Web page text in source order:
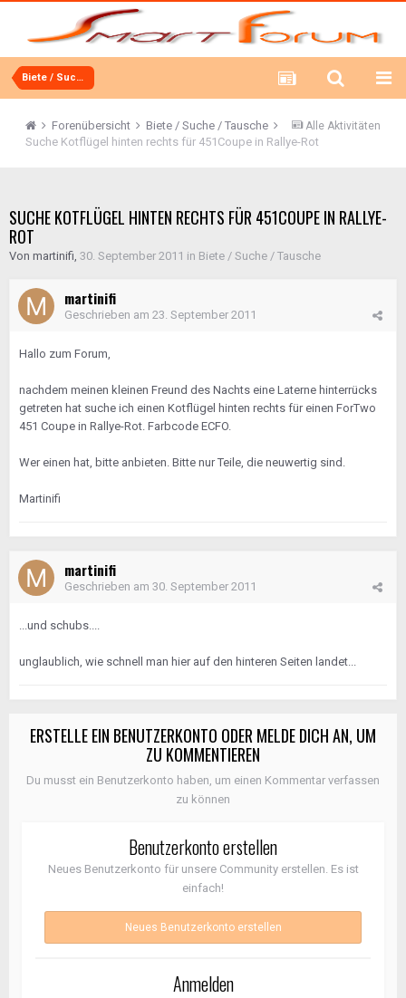
Biete / Suche / Tausche
Alle Aktivitäten
Forenübersicht
Biete / Suche / Tausche
Suche Kotflügel hinten rechts für 451Coupe in Rallye-Rot
SUCHE KOTFLÜGEL HINTEN RECHTS FÜR 451COUPE IN RALLYE-
ROT
Von martinifi, 30. September 2011 in Biete / Suche / Tausche
martinifi
Geschrieben am 23. September 2011
Hallo zum Forum,
nachdem meinen kleinen Freund des Nachts eine Laterne hinterrücks
getreten hat suche ich einen Kotflügel hinten rechts für einen ForTwo
451 Coupe in Rallye-Rot. Farbcode ECFO.
Wer einen hat, bitte anbieten. Bitte nur Teile, die neuwertig sind.
Martinifi
martinifi
Geschrieben am 30. September 2011
...und schubs....
unglaublich, wie schnell man hier auf den hinteren Seiten landet...
ERSTELLE EIN BENUTZERKONTO ODER MELDE DICH AN, UM
ZU KOMMENTIEREN
Du musst ein Benutzerkonto haben, um einen Kommentar verfassen
zu können
Benutzerkonto erstellen
Neues Benutzerkonto für unsere Community erstellen. Es ist
einfach!
Neues Benutzerkonto erstellen
Anmelden